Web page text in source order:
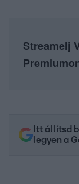
Streamelj
Itt állítsd
legyen a